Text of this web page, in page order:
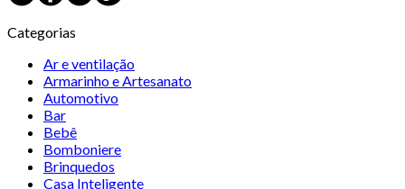
Categorias
Ar e ventilação
Armarinho e Artesanato
Automotivo
Bar
Bebê
Bomboniere
Brinquedos
Casa Inteligente